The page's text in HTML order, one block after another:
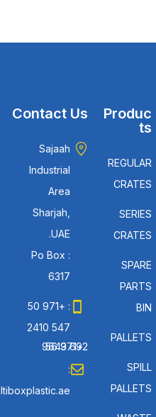
Produc
ts
REGULAR
CRATES
SERIES
CRATES
SPARE
PARTS
BIN
PALLETS
SPILL
PALLETS
Contact Us
Sajaah
Industrial
Area
Sharjah,
UAE.
Po Box :
6317
: +971 50
547 2410
: +971 56 692 9643
: